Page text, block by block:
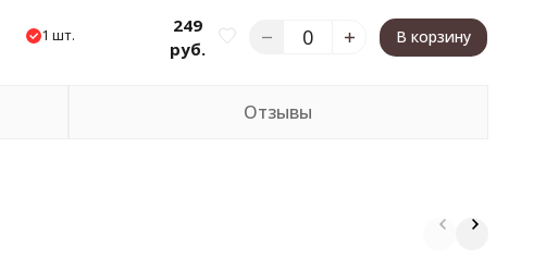
1 шт.
249
руб.
В корзину
Отзывы